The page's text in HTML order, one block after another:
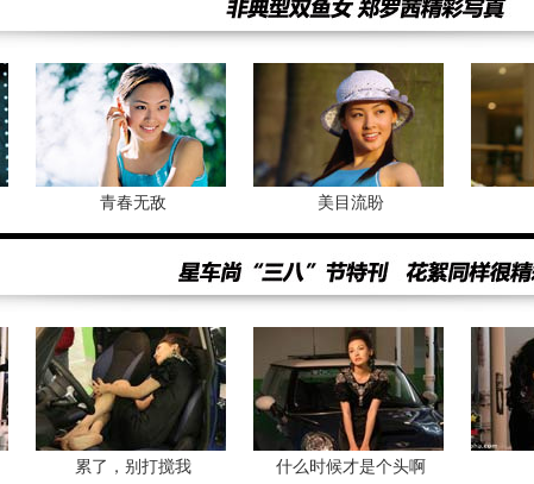
青春无敌 美目流盼
累了，别打搅我 什么时候才是个头啊